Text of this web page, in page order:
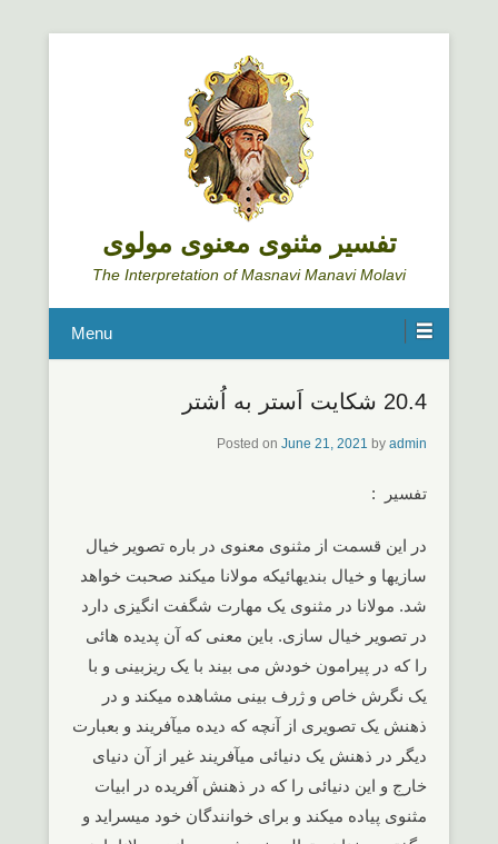
تفسیر مثنوی معنوی مولوی
The Interpretation of Masnavi Manavi Molavi
Menu
20.4 شکایت اَستر به اُشتر
Posted on June 21, 2021 by admin
تفسیر :
در این قسمت از مثنوی معنوی در باره تصویر خیال
سازیها و خیال بندیهائیکه مولانا میکند صحبت خواهد
شد. مولانا در مثنوی یک مهارت شگفت انگیزی دارد
در تصویر خیال سازی. باین معنی که آن پدیده هائی
را که در پیرامون خودش می بیند با یک ریزبینی و با
یک نگرش خاص و ژرف بینی مشاهده میکند و در
ذهنش یک تصویری از آنچه که دیده میآفریند و بعبارت
دیگر در ذهنش یک دنیائی میآفریند غیر از آن دنیای
خارج و این دنیائی را که در ذهنش آفریده در ابیات
مثنوی پیاده میکند و برای خوانندگان خود میسراید و